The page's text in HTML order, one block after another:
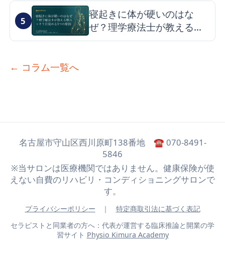
5
寝起きに体が硬いのはな
ぜ？理学療法士が教える朝
スッキリ目覚める3つの原因
← コラム一覧へ
名古屋市守山区西川原町138番地 ☎ 070-8491-
5846
※当サロンは医療機関ではありません。健康保険が使
えない自費のリハビリ・コンディショニングサロンで
す。
プライバシーポリシー ｜
特定商取引法に基づく表記
セラピストと同業者の方へ：代表が運営する臨床推論と開業の学
習サイト Physio Kimura Academy